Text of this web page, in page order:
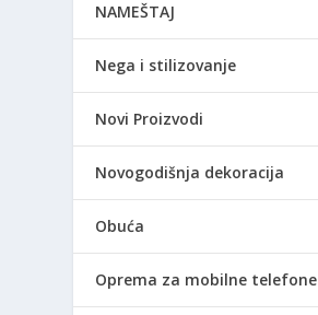
NAMEŠTAJ
Nega i stilizovanje
Novi Proizvodi
Novogodišnja dekoracija
Obuća
Oprema za mobilne telefone